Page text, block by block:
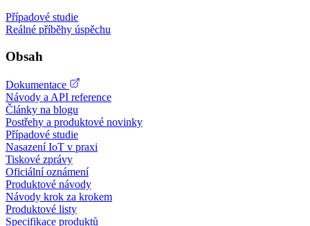
Případové studie
Reálné příběhy úspěchu
Obsah
Dokumentace
Návody a API reference
Články na blogu
Postřehy a produktové novinky
Případové studie
Nasazení IoT v praxi
Tiskové zprávy
Oficiální oznámení
Produktové návody
Návody krok za krokem
Produktové listy
Specifikace produktů